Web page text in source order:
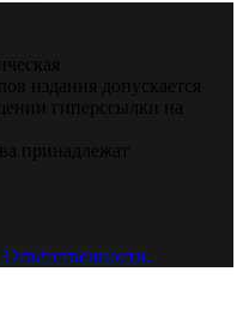
издания допускается
гиперссылки на
принадлежат